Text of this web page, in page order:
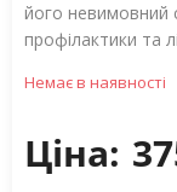
його невимовний
профілактики та
Немає в наявності
Ціна: